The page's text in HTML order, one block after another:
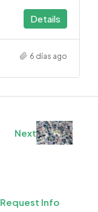
Details
6 días ago
Next
Request Info